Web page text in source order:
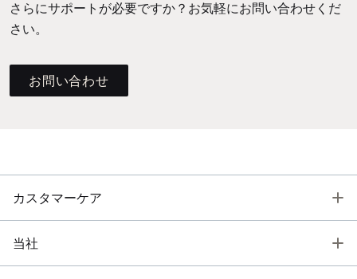
さらにサポートが必要ですか？お気軽にお問い合わせくだ
さい。
お問い合わせ
カスタマーケア
当社